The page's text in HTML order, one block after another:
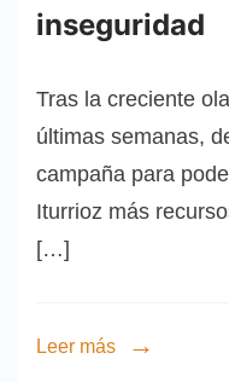
inseguridad
Tras la creciente
últimas semanas,
campaña para
Iturrioz más
[…]
Leer más